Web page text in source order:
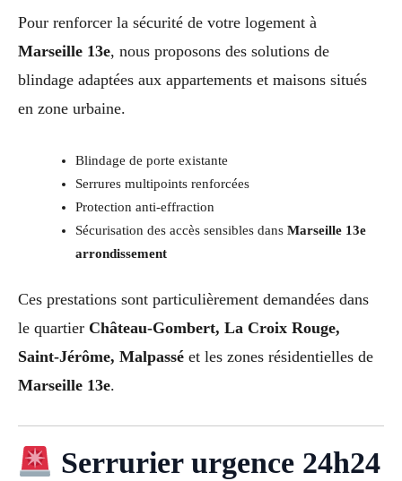
Pour renforcer la sécurité de votre logement à
Marseille 13e, nous proposons des solutions de
blindage adaptées aux appartements et maisons situés
en zone urbaine.
Blindage de porte existante
Serrures multipoints renforcées
Protection anti-effraction
Sécurisation des accès sensibles dans Marseille 13e
arrondissement
Ces prestations sont particulièrement demandées dans
le quartier Château-Gombert, La Croix Rouge,
Saint-Jérôme, Malpassé et les zones résidentielles de
Marseille 13e.
Serrurier urgence 24h24